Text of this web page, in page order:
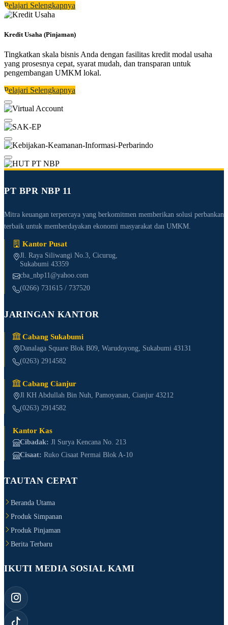
Pelajari Selengkapnya
Kredit Usaha (Pinjaman)
Tingkatkan skala bisnis Anda dengan fasilitas kredit modal usaha
yang prosesnya cepat, syarat mudah, dan transparan untuk
pengembangan UMKM lokal.
Pelajari Selengkapnya
PT BPR NBP 11
Mitra keuangan terpercaya yang berkomitmen memberikan solusi perbankan
terbaik untuk memberdayakan ekonomi masyarakat dan UMKM.
Kantor Pusat
Jl. Raya Siliwangi No.3, Cicurug,
Sukabumi 43359
cba_nbp11@yahoo.com
(0266) 731615 / 737520
JARINGAN KANTOR
Cabang Sukabumi
Danalaga Square Blok B09, Warudoyong, Sukabumi 43131
(0263) 2914582
Cabang Cianjur
Jl KH Abdullah Bin Nuh, Pamoyanan, Cianjur 43212
(0263) 2914582
Kantor Kas
Cibadak: Jl Surya Kencana No. 213
Cisaat: Ruko Cisaat Permai Blok A-10
TAUTAN CEPAT
Beranda Utama
Produk Simpanan
Produk Pinjaman
Berita Terbaru
IKUTI MEDIA SOSIAL KAMI